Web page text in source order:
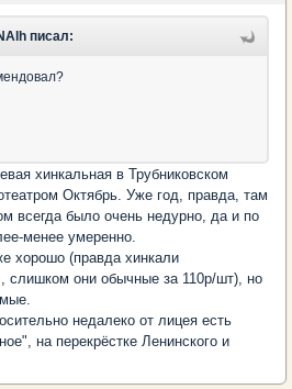
писал:
хинкальная в Трубниковском
Октябрь. Уже год, правда, там
всегда было очень недурно, да и по
менее умеренно.
хорошо (правда хинкали
слишком они обычные за 110р/шт), но
недалеко от лицея есть
на перекрёстке Ленинского и